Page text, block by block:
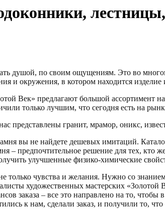
душой, по своим ощущениям. Это во
и окружения, в котором находится
Век» предлагают большой ассортимент
только лучшим, что сегодня есть на
представлены гранит, мрамор, оникс,
вы не найдете дешевых имитаций.
– предпочтительное решение для тех, кто
улучшенные физико-химические
чувства и желания. Нужно со
художественных мастерских
заказа – все это направлено на то,
к нам, сделали заказ, и получили то, что